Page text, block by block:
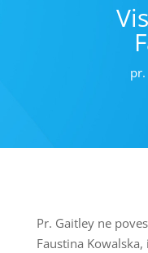
Pr. Gaitley ne
Faustina